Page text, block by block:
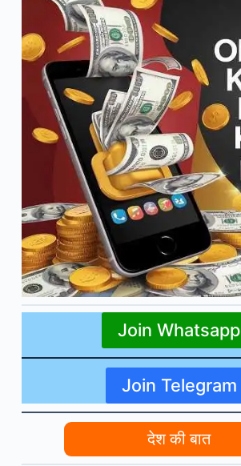
Join Whatsapp
Join Telegram
देश की बात